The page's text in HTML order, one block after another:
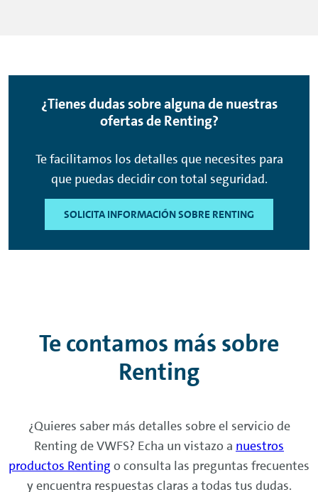
¿Tienes dudas sobre alguna de nuestras
ofertas deRenting?
Te facilitamos los detalles que necesites para
que puedas decidir con total seguridad.
SOLICITA INFORMACIÓN SOBRE RENTING
Te contamos más sobre
Renting
¿Quieres saber más detalles sobre el servicio de
Renting de VWFS? Echa un vistazo a nuestros
productos Renting o consulta las preguntas frecuentes
y encuentra respuestas claras a todas tus dudas.